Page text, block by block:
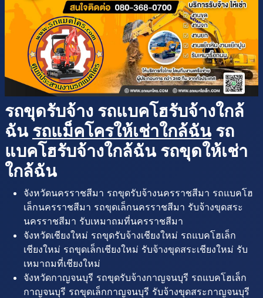
รถขุดรับจ้าง รถแบคโฮรับจ้างใกล้
ฉัน รถแม็คโครให้เช่าใกล้ฉัน รถ
แบคโฮรับจ้างใกล้ฉัน รถขุดให้เช่า
ใกล้ฉัน
จังหวัดนครราชสีมา รถขุดรับจ้างนครราชสีมา รถแบคโฮ
เล็กนครราชสีมา รถขุดเล็กนครราชสีมา รับจ้างขุดสระ
นครราชสีมา รับเหมาถมที่นครราชสีมา
จังหวัดเชียงใหม่ รถขุดรับจ้างเชียงใหม่ รถแบคโฮเล็ก
เชียงใหม่ รถขุดเล็กเชียงใหม่ รับจ้างขุดสระเชียงใหม่ รับ
เหมาถมที่เชียงใหม่
จังหวัดกาญจนบุรี รถขุดรับจ้างกาญจนบุรี รถแบคโฮเล็ก
กาญจนบุรี รถขุดเล็กกาญจนบุรี รับจ้างขุดสระกาญจนบุรี